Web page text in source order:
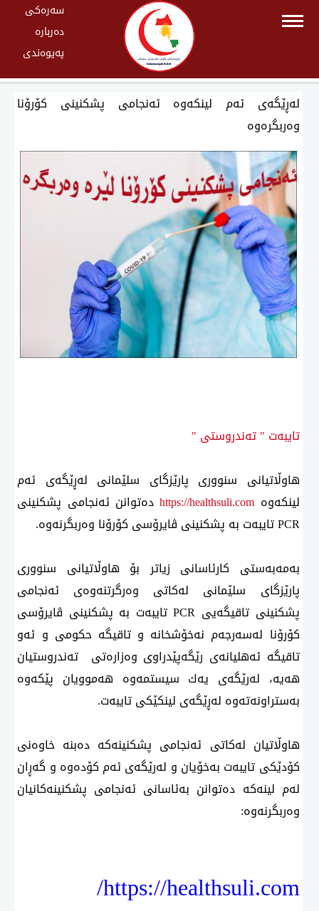
سەرەکی
دەربارە
پەیوەندی
لەڕێگەی ئەم لینكەوە ئەنجامی پشكنینی كۆرۆنا
وەربگرەوە
تایبەت " تەندروستی "
هاوڵاتیانی سنووری پارێزگای سلێمانی لەڕێگەی ئەم
لینكەوە https://healthsuli.comدەتوانن ئەنجامی پشكنینی
PCR تایبەت بە پشكنینی ڤایرۆسی كۆرۆنا وەربگرنەوە.
بەمەبەستی كارئاسانی زیاتر بۆ هاوڵاتیانی سنووری
پارێزگای سلێمانی لەكاتی وەرگرتنەوەی ئەنجامی
پشكنینی تاقیگەیی PCR تایبەت بە پشكنینی ڤایرۆسی
كۆرۆنا لەسەرجەم نەخۆشخانە و تاقیگە حكومی و ئەو
تاقیگە ئەهلیانەی رێگەپێدراوی وەزارەتی تەندروستیان
هەیە، لەرێگەی یەك سیستمەوە هەموویان پێكەوە
بەستراونەتەوە لەڕێگەی لینكێكی تایبەت.
هاوڵاتیان لەكاتی ئەنجامی پشكنینەكە دەبنە خاوەنی
كۆدێكی تایبەت بەخۆیان و لەرێگەی ئەم كۆدەوە و گەڕان
لەم لینەكە دەتوانن بەئاسانی ئەنجامی پشكنینەكانیان
وەربگرنەوە:
https://healthsuli.com/